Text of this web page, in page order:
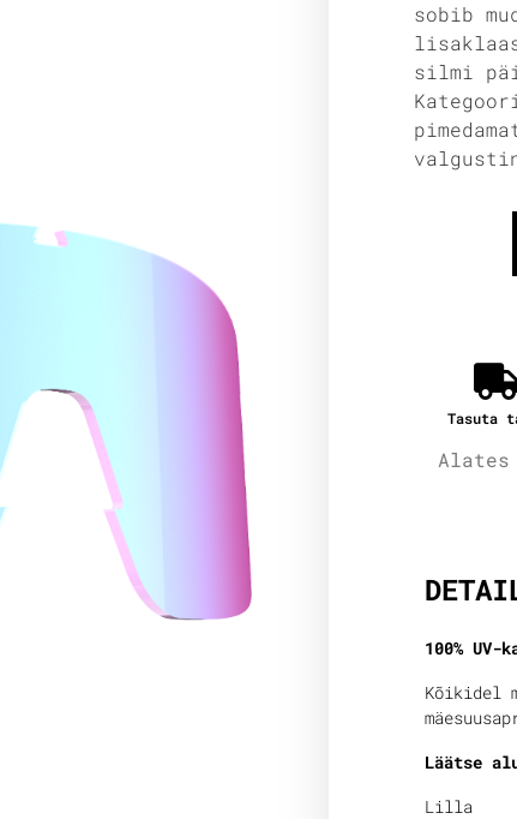
sobib
silmi
Tasuta
Alates
100% UV-
Kõikidel
Läätse
Lilla